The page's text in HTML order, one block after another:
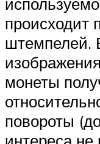
происходит
штемпелей.
монеты
повороты